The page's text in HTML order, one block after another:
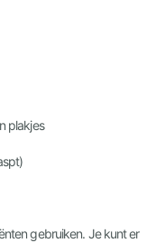
plakjes
gebruiken. Je kunt er